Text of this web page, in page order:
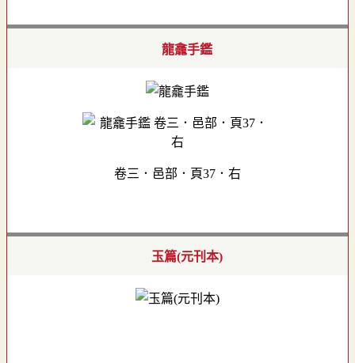
龍龕手鑑
卷三．邑部．頁37．右
玉篇(元刊本)